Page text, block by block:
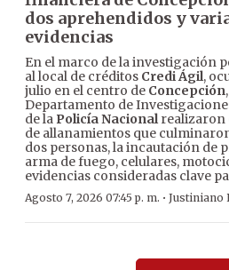
dos aprehendidos y
evidencias
En el marco de la investigación
al local de créditos Credi Ágil,
julio en el centro de Concepción
Departamento de
de la Policía Nacionalrealizaron
de allanamientos que
dos personas, la incautación de
arma de fuego, celulares,
evidencias consideradas clave
Agosto 7, 2026 07:45 p. m. · Justiniano